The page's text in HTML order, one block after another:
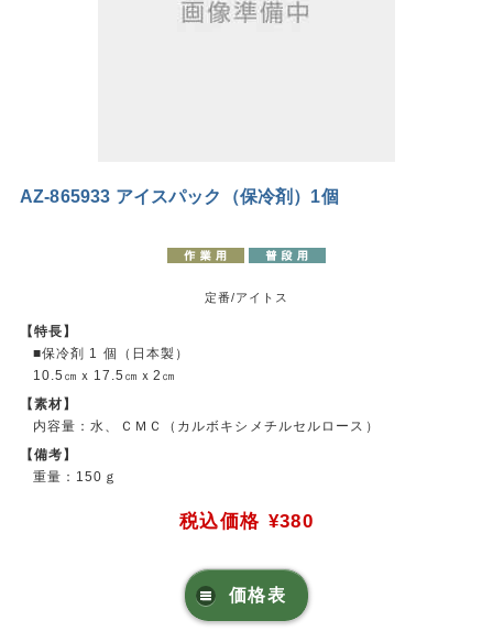
AZ-865933 アイスパック（保冷剤）1個
定番/アイトス
【特長】
■保冷剤 1 個（日本製）
10.5㎝ｘ17.5㎝ｘ2㎝
【素材】
内容量：水、ＣＭＣ（カルボキシメチルセルロース）
【備考】
重量：150ｇ
税込価格 ¥380
価格表